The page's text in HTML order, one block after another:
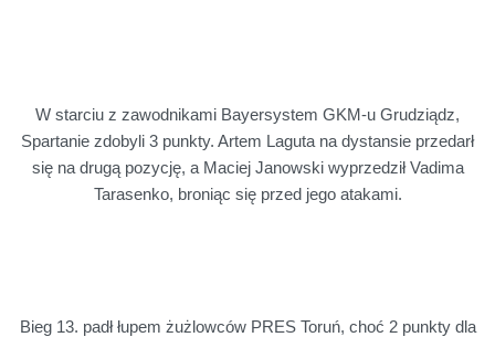
W starciu z zawodnikami Bayersystem GKM-u Grudziądz,
Spartanie zdobyli 3 punkty. Artem Laguta na dystansie przedarł
się na drugą pozycję, a Maciej Janowski wyprzedził Vadima
Tarasenko, broniąc się przed jego atakami.
Bieg 13. padł łupem żużlowców PRES Toruń, choć 2 punkty dla